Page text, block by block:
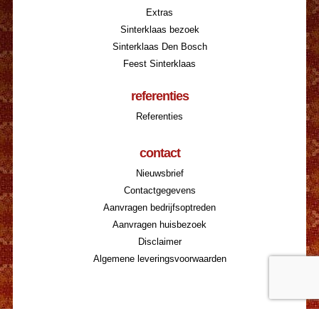
Extras
Sinterklaas bezoek
Sinterklaas Den Bosch
Feest Sinterklaas
referenties
Referenties
contact
Nieuwsbrief
Contactgegevens
Aanvragen bedrijfsoptreden
Aanvragen huisbezoek
Disclaimer
Algemene leveringsvoorwaarden